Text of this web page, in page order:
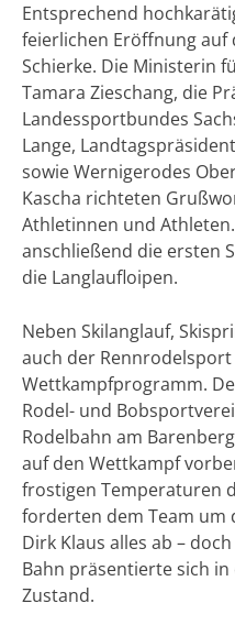
Entsprechend
feierlichen Eröffnung auf
Schierke. Die Ministerin
Tamara Zieschang, die
Landessportbundes
Lange,
sowie Wernigerodes
Kascha richteten
Athletinnen und
anschließend die ersten
die Langlaufloipen.
Neben Skilanglauf,
auch der
Wettkampfprogramm.
Rodel- und
Rodelbahn am
auf den Wettkampf
frostigen Temperaturen
forderten dem Team um
Dirk Klaus alles ab –
Bahn präsentierte sich
Zustand.